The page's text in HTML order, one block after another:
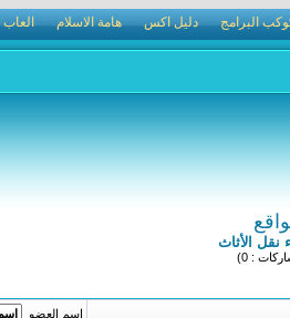
البرامج دليل اكس هامة الاسلام العاب
نقل الأثاث
: 0)
اسم العضو